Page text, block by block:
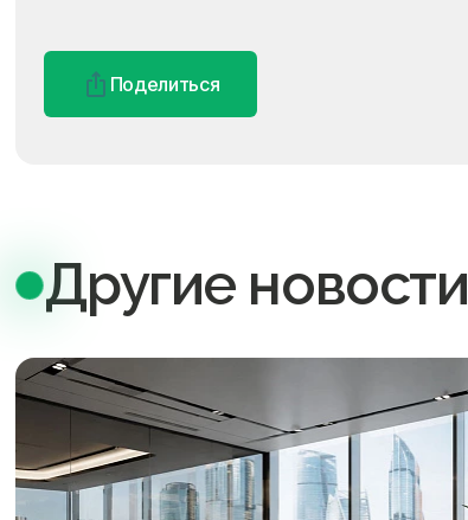
Поделиться
Другие новости